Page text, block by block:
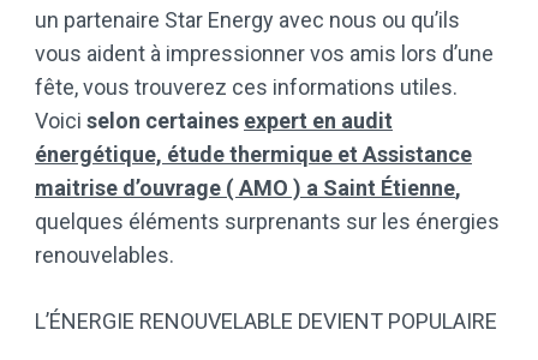
un partenaire Star Energy avec nous ou qu’ils
vous aident à impressionner vos amis lors d’une
fête, vous trouverez ces informations utiles.
Voici selon certaines expert en audit
énergétique, étude thermique et Assistance
maitrise d’ouvrage ( AMO ) a Saint Étienne,
quelques éléments surprenants sur les énergies
renouvelables.
L’ÉNERGIE RENOUVELABLE DEVIENT POPULAIRE